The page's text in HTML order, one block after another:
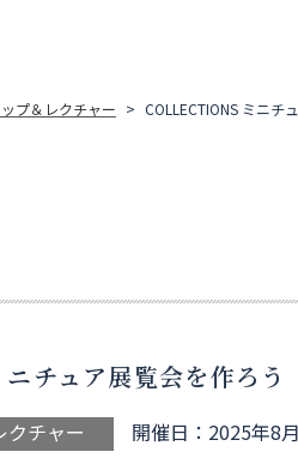
プ＆レクチャー COLLECTIONS ミニチ
ニチュア展覧会を作ろう
クチャー 開催日：2025年8